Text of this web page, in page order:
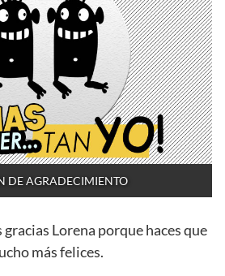
DE AGRADECIMIENTO
Lorena porque haces que
más felices.